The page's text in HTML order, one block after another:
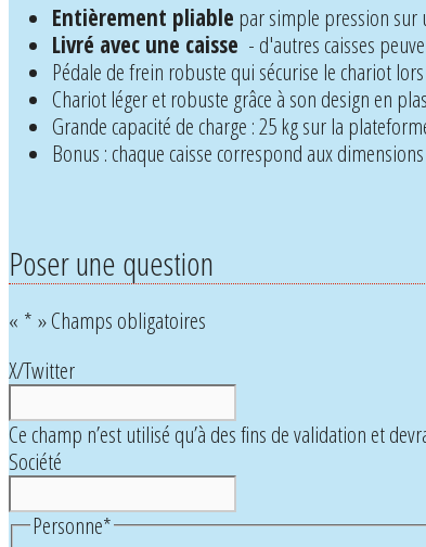
Entièrement pliable par simple pression
Livré avec une caisse - d'autres caisses
Pédale de frein robuste qui sécurise le chariot
Chariot léger et robuste grâce à son design en
Grande capacité de charge : 25 kg sur la
Bonus : chaque caisse correspond aux
Poser une question
« * » Champs obligatoires
X/Twitter
Ce champ n’est utilisé qu’à des fins de validation et
Société
Personne*